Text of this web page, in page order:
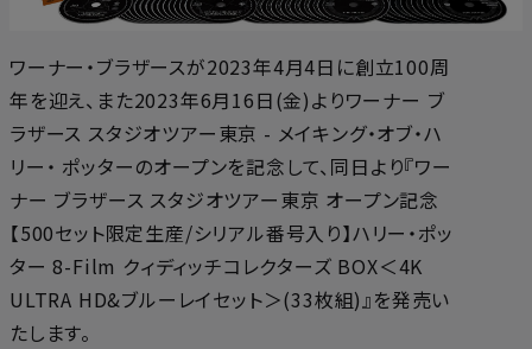
ワーナー・ブラザースが2023年4月4日に創立100周
年を迎え、また2023年6月16日(金)よりワーナー ブ
ラザース スタジオツアー東京 - メイキング・オブ・ハ
リー・ ポッターのオープンを記念して、同日より『ワー
ナー ブラザース スタジオツアー東京 オープン記念
【500セット限定生産/シリアル番号入り】ハリー・ポッ
ター 8-Film クィディッチコレクターズ BOX＜4K
ULTRA HD&ブルーレイセット＞(33枚組)』を発売い
たします。